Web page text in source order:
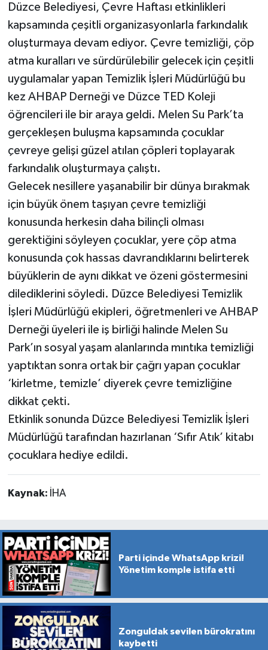
Düzce Belediyesi, Çevre Haftası etkinlikleri
kapsamında çeşitli organizasyonlarla farkındalık
oluşturmaya devam ediyor. Çevre temizliği, çöp
atma kuralları ve sürdürülebilir gelecek için çeşitli
uygulamalar yapan Temizlik İşleri Müdürlüğü bu
kez AHBAP Derneği ve Düzce TED Koleji
öğrencileri ile bir araya geldi. Melen Su Park’ta
gerçekleşen buluşma kapsamında çocuklar
çevreye gelişi güzel atılan çöpleri toplayarak
farkındalık oluşturmaya çalıştı.
Gelecek nesillere yaşanabilir bir dünya bırakmak
için büyük önem taşıyan çevre temizliği
konusunda herkesin daha bilinçli olması
gerektiğini söyleyen çocuklar, yere çöp atma
konusunda çok hassas davrandıklarını belirterek
büyüklerin de aynı dikkat ve özeni göstermesini
dilediklerini söyledi. Düzce Belediyesi Temizlik
İşleri Müdürlüğü ekipleri, öğretmenleri ve AHBAP
Derneği üyeleri ile iş birliği halinde Melen Su
Park’ın sosyal yaşam alanlarında mıntıka temizliği
yaptıktan sonra ortak bir çağrı yapan çocuklar
‘kirletme, temizle’ diyerek çevre temizliğine
dikkat çekti.
Etkinlik sonunda Düzce Belediyesi Temizlik İşleri
Müdürlüğü tarafından hazırlanan ‘Sıfır Atık’ kitabı
çocuklara hediye edildi.
Kaynak: İHA
Parti içinde WhatsApp krizi!
Yönetim komple istifa etti
Zonguldak sevilen bürokratını
kaybetti